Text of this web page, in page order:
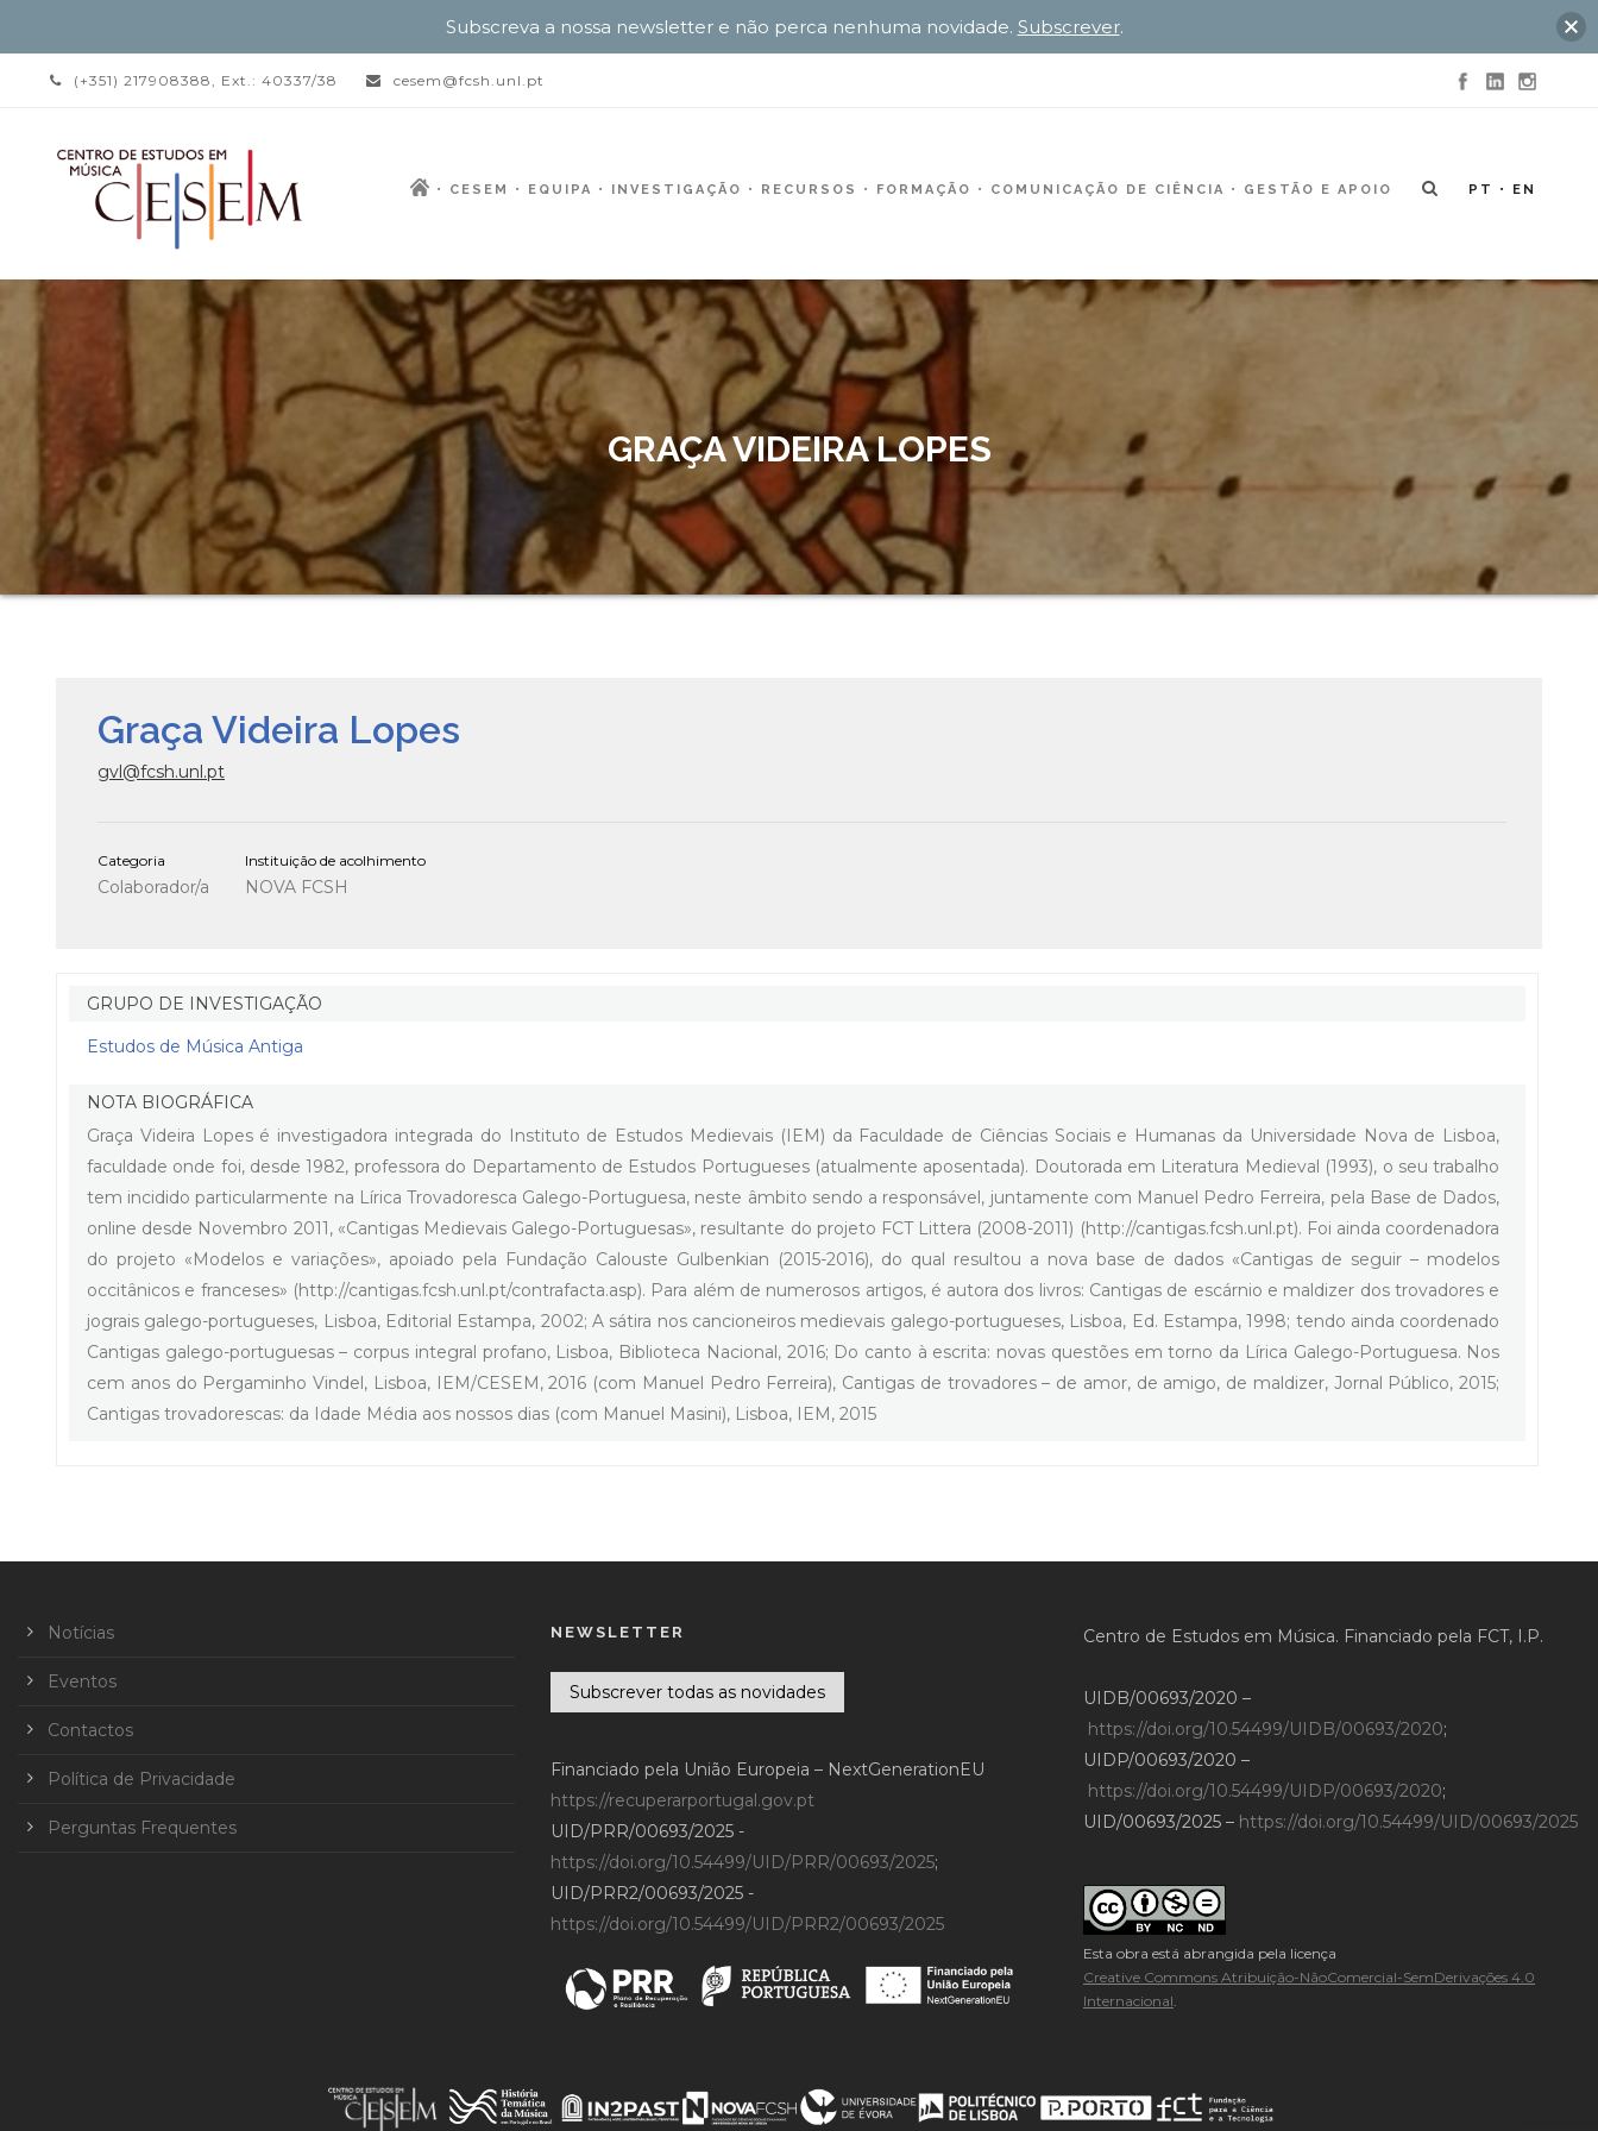
(+351) 217908388, Ext.: 40337/38 cesem@fcsh.unl.pt
CESEM EQUIPA INVESTIGAÇÃO RECURSOS FORMAÇÃO COMUNICAÇÃO DE CIÊNCIA GESTÃO E APOIO PT EN
GRAÇA VIDEIRA LOPES
Graça Videira Lopes
gvl@fcsh.unl.pt
Categoria
Colaborador/a
Instituição de acolhimento
NOVA FCSH
GRUPO DE INVESTIGAÇÃO
Estudos de Música Antiga
NOTA BIOGRÁFICA
Graça Videira Lopes é investigadora integrada do Instituto de Estudos Medievais (IEM) da Faculdade de Ciências Sociais e Humanas da Universidade Nova de Lisboa,
faculdade onde foi, desde 1982, professora do Departamento de Estudos Portugueses (atualmente aposentada). Doutorada em Literatura Medieval (1993), o seu trabalho
tem incidido particularmente na Lírica Trovadoresca Galego-Portuguesa, neste âmbito sendo a responsável, juntamente com Manuel Pedro Ferreira, pela Base de Dados,
online desde Novembro 2011, «Cantigas Medievais Galego-Portuguesas», resultante do projeto FCT Littera (2008-2011) (http://cantigas.fcsh.unl.pt). Foi ainda coordenadora
do projeto «Modelos e variações», apoiado pela Fundação Calouste Gulbenkian (2015-2016), do qual resultou a nova base de dados «Cantigas de seguir – modelos
occitânicos e franceses» (http://cantigas.fcsh.unl.pt/contrafacta.asp). Para além de numerosos artigos, é autora dos livros: Cantigas de escárnio e maldizer dos trovadores e
jograis galego-portugueses, Lisboa, Editorial Estampa, 2002; A sátira nos cancioneiros medievais galego-portugueses, Lisboa, Ed. Estampa, 1998; tendo ainda coordenado
Cantigas galego-portuguesas – corpus integral profano, Lisboa, Biblioteca Nacional, 2016; Do canto à escrita: novas questões em torno da Lírica Galego-Portuguesa. Nos
cem anos do Pergaminho Vindel, Lisboa, IEM/CESEM, 2016 (com Manuel Pedro Ferreira), Cantigas de trovadores – de amor, de amigo, de maldizer, Jornal Público, 2015;
Cantigas trovadorescas: da Idade Média aos nossos dias (com Manuel Masini), Lisboa, IEM, 2015
Notícias
Eventos
Contactos
Política de Privacidade
Perguntas Frequentes
NEWSLETTER
Subscrever todas as novidades
Financiado pela União Europeia – NextGenerationEU
https://recuperarportugal.gov.pt
UID/PRR/00693/2025 -
https://doi.org/10.54499/UID/PRR/00693/2025;
UID/PRR2/00693/2025 -
https://doi.org/10.54499/UID/PRR2/00693/2025
Centro de Estudos em Música. Financiado pela FCT, I.P.
UIDB/00693/2020 –
https://doi.org/10.54499/UIDB/00693/2020;
UIDP/00693/2020 –
https://doi.org/10.54499/UIDP/00693/2020;
UID/00693/2025 – https://doi.org/10.54499/UID/00693/2025
Esta obra está abrangida pela licença
Creative Commons Atribuição-NãoComercial-SemDerivações 4.0
Internacional.
Subscreva a nossa newsletter e não perca nenhuma novidade. Subscrever.